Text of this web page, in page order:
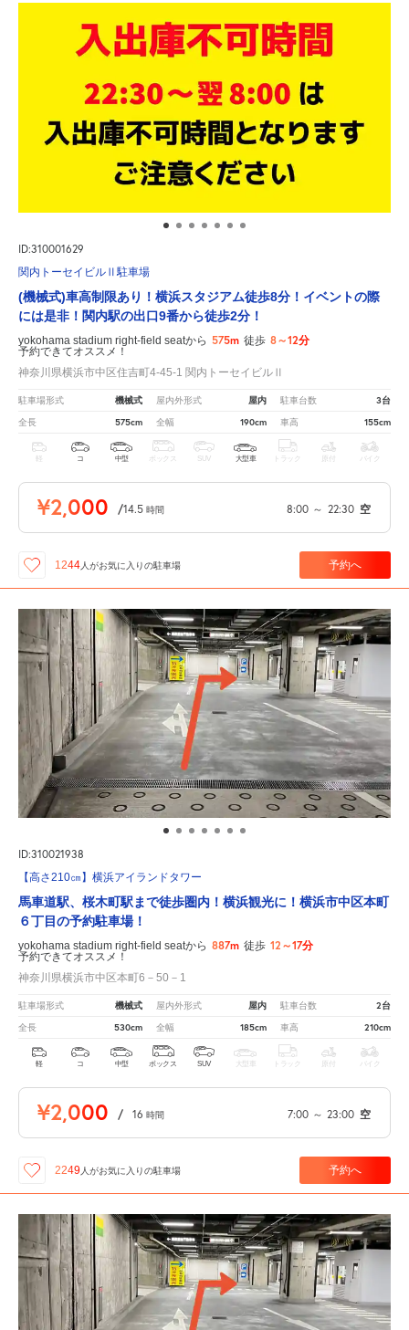
ID:310001629
関内トーセイビルⅡ駐車場
(機械式)車高制限あり！横浜スタジアム徒歩8分！イベントの際
には是非！関内駅の出口9番から徒歩2分！
yokohama stadium right-field seatから 575m 徒歩 8～12分
予約できてオススメ！
神奈川県横浜市中区住吉町4-45-1 関内トーセイビルⅡ
駐車場形式 機械式 屋内外形式 屋内 駐車台数 3台
全長 575cm 全幅 190cm 車高 155cm
軽 コ 中型 ボックス SUV 大型車 トラック 原付 バイク
¥2,000 /14.5 時間 8:00 ～ 22:30 空
1244 人がお気に入りの駐車場 予約へ
ID:310021938
【高さ210㎝】横浜アイランドタワー
馬車道駅、桜木町駅まで徒歩圏内！横浜観光に！横浜市中区本町
６丁目の予約駐車場！
yokohama stadium right-field seatから 887m 徒歩 12～17分
予約できてオススメ！
神奈川県横浜市中区本町6－50－1
駐車場形式 機械式 屋内外形式 屋内 駐車台数 2台
全長 530cm 全幅 185cm 車高 210cm
軽 コ 中型 ボックス SUV 大型車 トラック 原付 バイク
¥2,000 / 16 時間 7:00 ～ 23:00 空
2249人がお気に入りの駐車場 予約へ